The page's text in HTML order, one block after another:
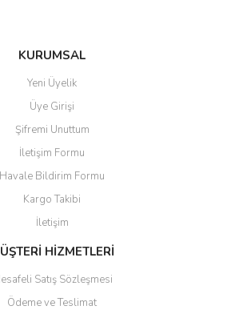
KURUMSAL
Yeni Üyelik
Üye Girişi
Şifremi Unuttum
İletişim Formu
Havale Bildirim Formu
Kargo Takibi
İletişim
HİZMETLERİ
Satış Sözleşmesi
Ödeme ve Teslimat